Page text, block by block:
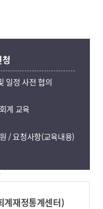
일정 사전 협의
계 교육
/ 요청사항(교육내용)
계재정통계센터)